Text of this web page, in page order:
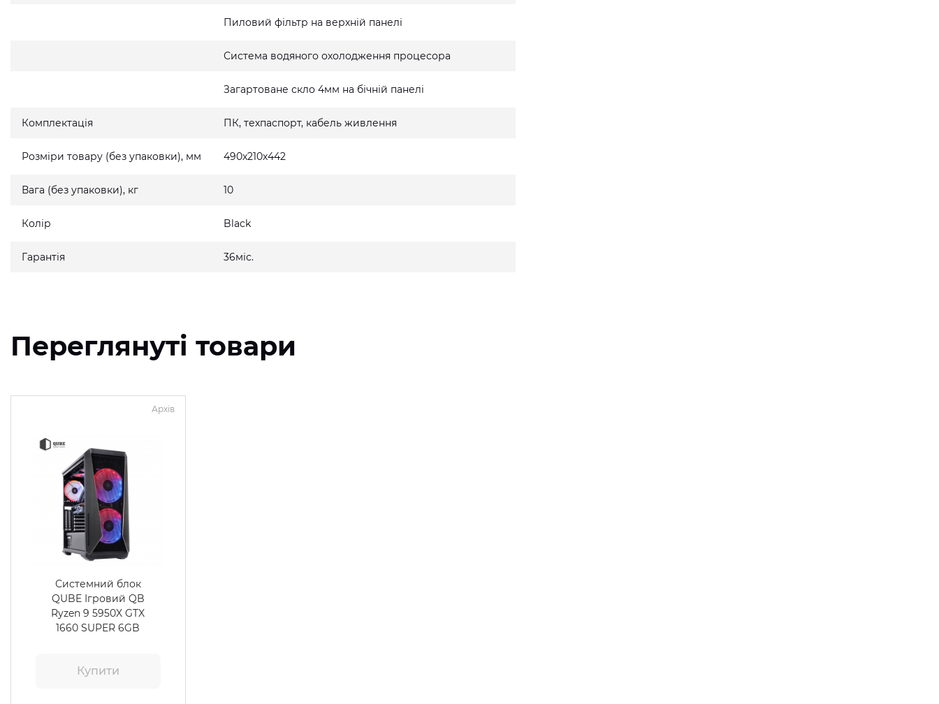
Пиловий фільтр на верхній панелі
Система водяного охолодження процесора
Загартоване скло 4мм на бічній панелі
Комплектація ПК, техпаспорт, кабель живлення
Розміри товару (без упаковки), мм 490x210x442
Вага (без упаковки), кг 10
Колір Black
Гарантія 36міс.
Переглянуті товари
Архів
Системний блок
QUBE Ігровий QB
Ryzen 9 5950X GTX
1660 SUPER 6GB
Купити